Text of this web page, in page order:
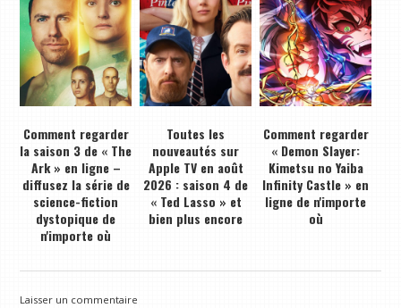
Comment regarder
la saison 3 de « The
Ark » en ligne –
diffusez la série de
science-fiction
dystopique de
n'importe où
Toutes les
nouveautés sur
Apple TV en août
2026 : saison 4 de
« Ted Lasso » et
bien plus encore
Comment regarder
« Demon Slayer:
Kimetsu no Yaiba
Infinity Castle » en
ligne de n'importe
où
Laisser un commentaire